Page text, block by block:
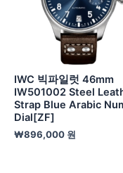
IWC 빅파일럿 46mm
IW501002 Steel
Strap Blue Arabic
Dial[ZF]
₩896,000 원